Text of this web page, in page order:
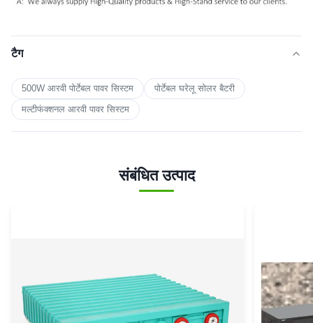
टैग
500W आरवी पोर्टेबल पावर सिस्टम
पोर्टेबल घरेलू सोलर बैटरी
मल्टीफंक्शनल आरवी पावर सिस्टम
संबंधित उत्पाद